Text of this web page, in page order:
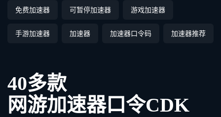
免费加速器 可暂停加速器 游戏加速器
手游加速器 加速器 加速器口令码 加速器推荐
40多款
网游加速器口令CDK